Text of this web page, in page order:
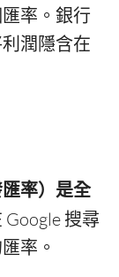
率。銀行
潤隱含在
率）是全
Google 搜尋
率。